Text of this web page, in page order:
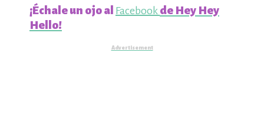
¡Échale un ojo al Facebook de Hey Hey
Hello!
Advertisement